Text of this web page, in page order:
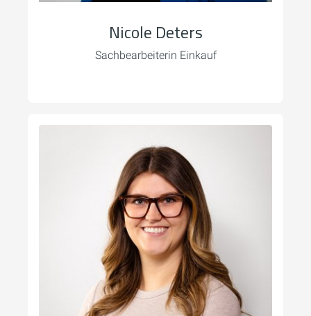
Nicole Deters
Sachbearbeiterin Einkauf